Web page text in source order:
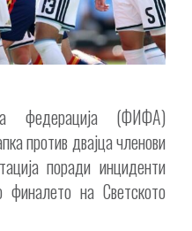
федерација (ФИФА)
против двајца членови
поради инциденти
на Светското